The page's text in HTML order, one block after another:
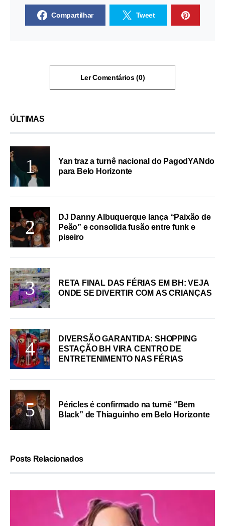
Compartilhar Tweet
Ler Comentários (0)
ÚLTIMAS
Yan traz a turnê nacional do PagodYANdo
para Belo Horizonte
DJ Danny Albuquerque lança “Paixão de
Peão” e consolida fusão entre funk e
piseiro
RETA FINAL DAS FÉRIAS EM BH: VEJA
ONDE SE DIVERTIR COM AS CRIANÇAS
DIVERSÃO GARANTIDA: SHOPPING
ESTAÇÃO BH VIRA CENTRO DE
ENTRETENIMENTO NAS FÉRIAS
Péricles é confirmado na turnê “Bem
Black” de Thiaguinho em Belo Horizonte
Posts Relacionados